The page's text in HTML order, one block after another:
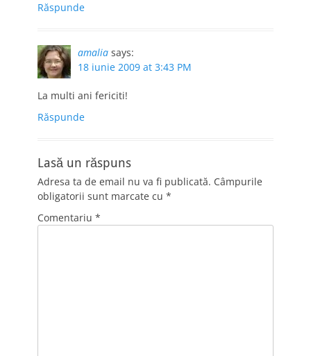
Răspunde
amalia says:
18 iunie 2009 at 3:43 PM
La multi ani fericiti!
Răspunde
Lasă un răspuns
Adresa ta de email nu va fi publicată. Câmpurile
obligatorii sunt marcate cu *
Comentariu *